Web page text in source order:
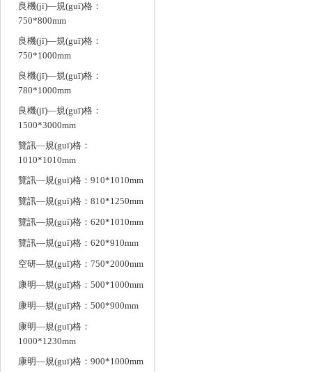
良機(jī)—規(guī)格：
750*800mm
良機(jī)—規(guī)格：
750*1000mm
良機(jī)—規(guī)格：
780*1000mm
良機(jī)—規(guī)格：
1500*3000mm
覽訊—規(guī)格：
1010*1010mm
覽訊—規(guī)格：910*1010mm
覽訊—規(guī)格：810*1250mm
覽訊—規(guī)格：620*1010mm
覽訊—規(guī)格：620*910mm
空研—規(guī)格：750*2000mm
康明—規(guī)格：500*1000mm
康明—規(guī)格：500*900mm
康明—規(guī)格：
1000*1230mm
康明—規(guī)格：900*1000mm